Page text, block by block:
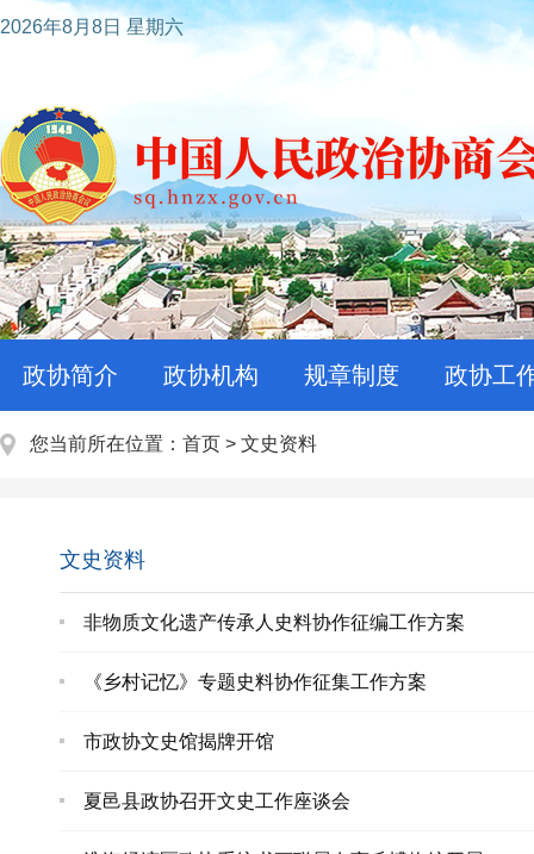
2026年8月8日 星期六
政协简介 政协机构 规章制度 政协工
您当前所在位置： 首页 > 文史资料
文史资料
非物质文化遗产传承人史料协作征编工作方案
《乡村记忆》专题史料协作征集工作方案
市政协文史馆揭牌开馆
夏邑县政协召开文史工作座谈会